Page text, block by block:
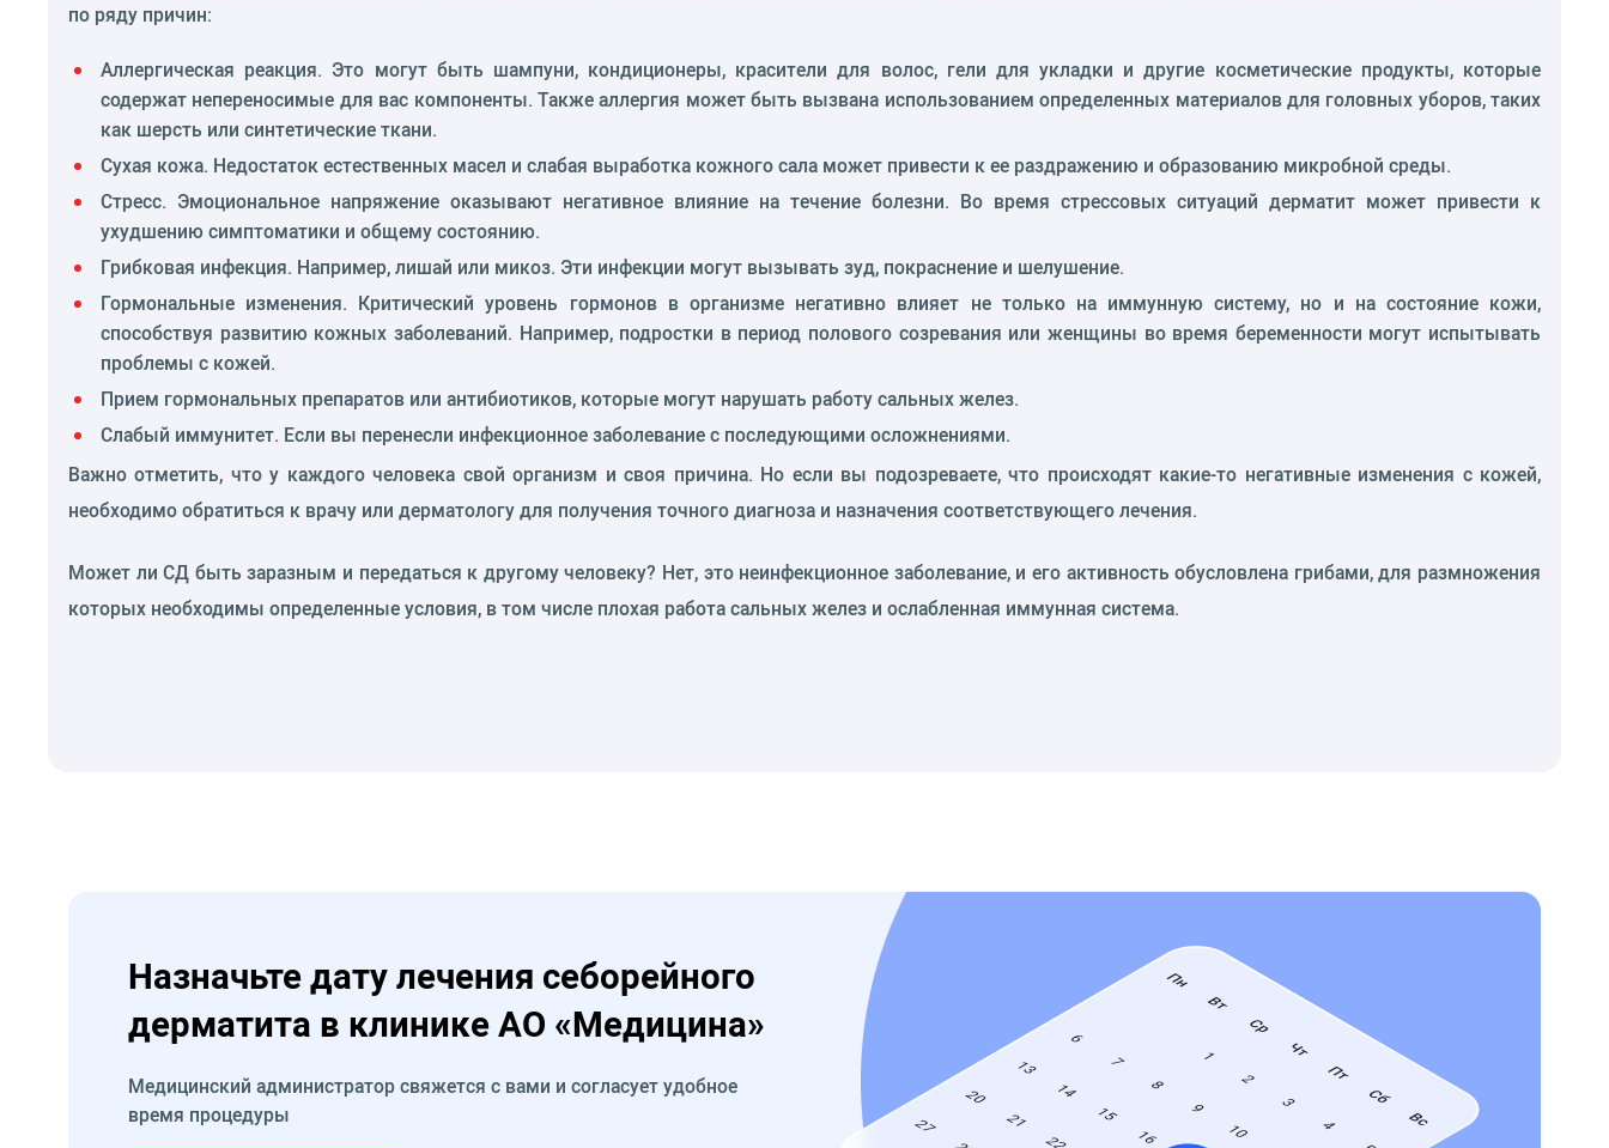
по ряду причин:
Аллергическая реакция. Это могут быть шампуни, кондиционеры, красители для волос, гели для укладки и другие косметические продукты, которые
содержат непереносимые для вас компоненты. Также аллергия может быть вызвана использованием определенных материалов для головных уборов, таких
как шерсть или синтетические ткани.
Сухая кожа. Недостаток естественных масел и слабая выработка кожного сала может привести к ее раздражению и образованию микробной среды.
Стресс. Эмоциональное напряжение оказывают негативное влияние на течение болезни. Во время стрессовых ситуаций дерматит может привести к
ухудшению симптоматики и общему состоянию.
Грибковая инфекция. Например, лишай или микоз. Эти инфекции могут вызывать зуд, покраснение и шелушение.
Гормональные изменения. Критический уровень гормонов в организме негативно влияет не только на иммунную систему, но и на состояние кожи,
способствуя развитию кожных заболеваний. Например, подростки в период полового созревания или женщины во время беременности могут испытывать
проблемы с кожей.
Прием гормональных препаратов или антибиотиков, которые могут нарушать работу сальных желез.
Слабый иммунитет. Если вы перенесли инфекционное заболевание с последующими осложнениями.
Важно отметить, что у каждого человека свой организм и своя причина. Но если вы подозреваете, что происходят какие-то негативные изменения с кожей,
необходимо обратиться к врачу или дерматологу для получения точного диагноза и назначения соответствующего лечения.
Может ли СД быть заразным и передаться к другому человеку? Нет, это неинфекционное заболевание, и его активность обусловлена грибами, для размножения
которых необходимы определенные условия, в том числе плохая работа сальных желез и ослабленная иммунная система.
Назначьте дату лечения себорейного
дерматита в клинике АО «Медицина»
Медицинский администратор свяжется с вами и согласует удобное
время процедуры